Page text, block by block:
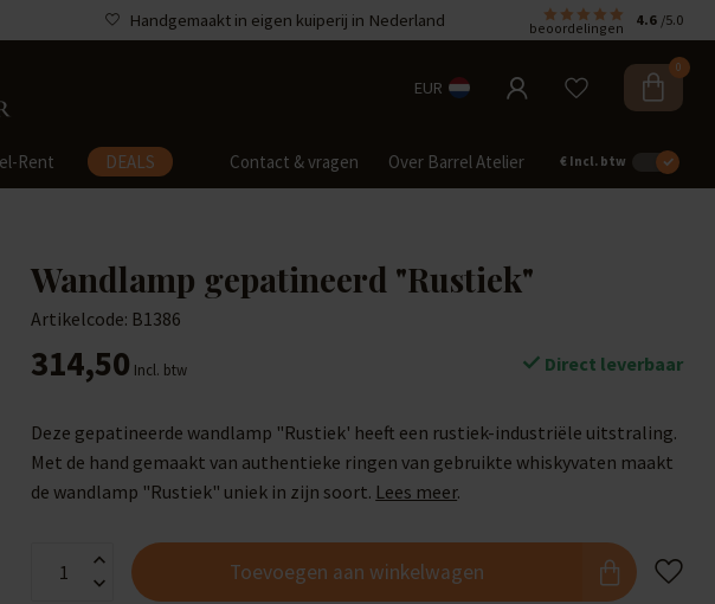
Handgemaakt in eigen kuiperij in Nederland beoordelingen 4.6 /5.0
EUR
0
Rent DEALS Contact & vragen Over Barrel Atelier € Incl. btw
Wandlamp gepatineerd "Rustiek"
Artikelcode: B1386
314,50 Incl. btw Direct leverbaar
Deze gepatineerde wandlamp "Rustiek' heeft een rustiek-industriële uitstraling.
Met de hand gemaakt van authentieke ringen van gebruikte whiskyvaten maakt
de wandlamp "Rustiek" uniek in zijn soort. Lees meer.
Toevoegen aan winkelwagen